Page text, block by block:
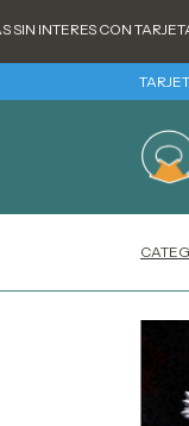
CON TARJETAS DE
TARJETAS